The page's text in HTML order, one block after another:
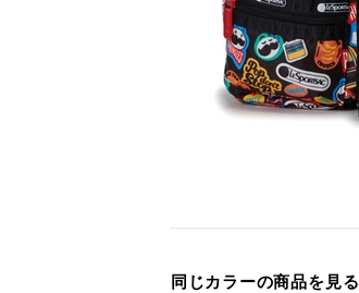
同じカラーの商品を見る